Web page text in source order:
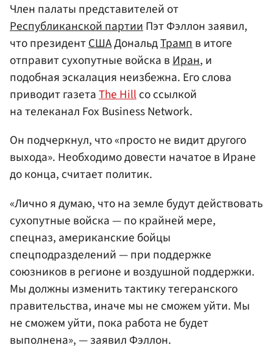
Член палаты представителей от
Республиканской партииПэт Фэллон заявил,
что президентСШАДональдТрампв итоге
отправит сухопутные войска вИран, и
подобная эскалация неизбежна. Его слова
приводит газетаThe Hillсо ссылкой
на телеканал Fox Business Network.
Он подчеркнул, что «просто не видит другого
выхода». Необходимо довести начатое в Иране
до конца, считает политик.
«Лично я думаю, что на земле будут действовать
сухопутные войска — по крайней мере,
спецназ, американские бойцы
спецподразделений — при поддержке
союзников в регионе и воздушной поддержки.
Мы должны изменить тактику тегеранского
правительства, иначе мы не сможем уйти. Мы
не сможем уйти, пока работа не будет
выполнена», — заявил Фэллон.